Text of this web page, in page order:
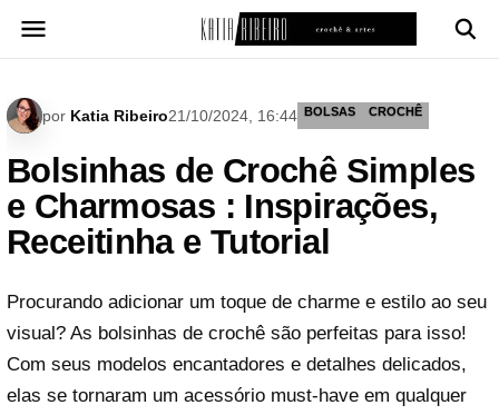
para
por Katia Ribeiro21/10/2024, 16:44 BOLSAS CROCHÊ
Bolsinhas de Crochê Simples
e Charmosas : Inspirações,
Receitinha e Tutorial
Procurando adicionar um toque de charme e estilo ao seu
visual? As bolsinhas de crochê são perfeitas para isso!
Com seus modelos encantadores e detalhes delicados,
elas se tornaram um acessório must-have em qualquer